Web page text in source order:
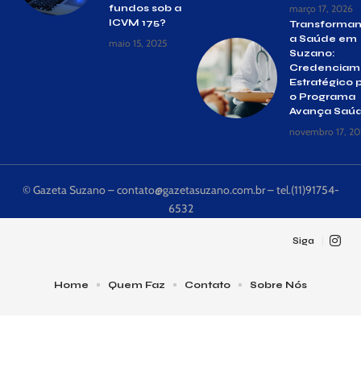
fundos sob a
ICVM 175?
maio 15, 2025
março 17, 2026
a Saúde em
Suzano:
Estratégico
o Programa
Avança
novembro 17,
© Gazeta Suzano –contato@gazetasuzano.com.br– tel.(11)91754-
6532
Siga
Home Quem Faz Contato Sobre Nós